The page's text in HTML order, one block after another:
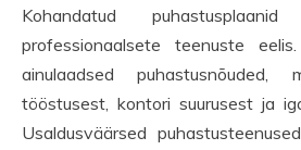
Kohandatud
professionaalsete teenuste
ainulaadsed
tööstusest, kontori suurusest ja
Usaldusväärsed